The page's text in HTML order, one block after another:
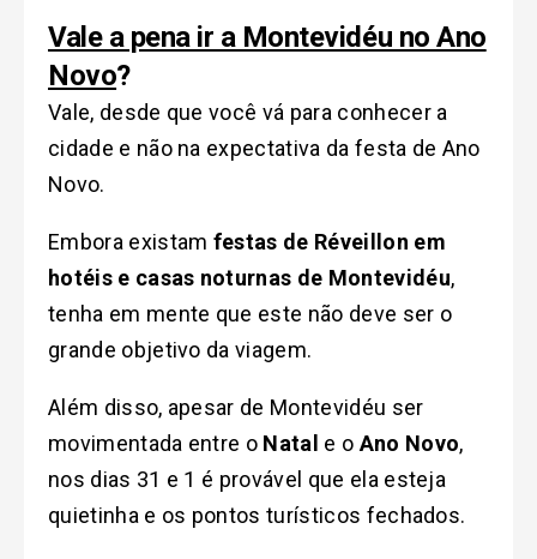
Vale a pena ir a Montevidéu no Ano
Novo?
Vale, desde que você vá para conhecer a
cidade e não na expectativa da festa de Ano
Novo.
Embora existam festas de Réveillon em
hotéis e casas noturnas de Montevidéu,
tenha em mente que este não deve ser o
grande objetivo da viagem.
Além disso, apesar de Montevidéu ser
movimentada entre o Natal e o Ano Novo,
nos dias 31 e 1 é provável que ela esteja
quietinha e os pontos turísticos fechados.